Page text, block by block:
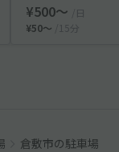
¥500〜
/日
¥50〜
/15分
倉敷市の駐車場